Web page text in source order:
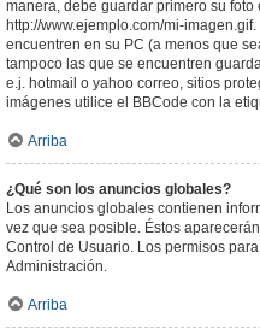
manera, debe guardar primero su
http://www.ejemplo.com/mi-
encuentren en su PC (a menos que
tampoco las que se encuentren
e.j. hotmail o yahoo correo, sitios
imágenes utilice el BBCode con la
Arriba
¿Qué son los anuncios globales?
Los anuncios globales contienen
vez que sea posible. Éstos
Control de Usuario. Los permisos
Administración.
Arriba